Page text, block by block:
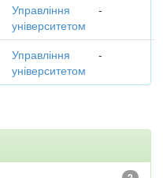
Управління
університетом
-
Управління
університетом
-